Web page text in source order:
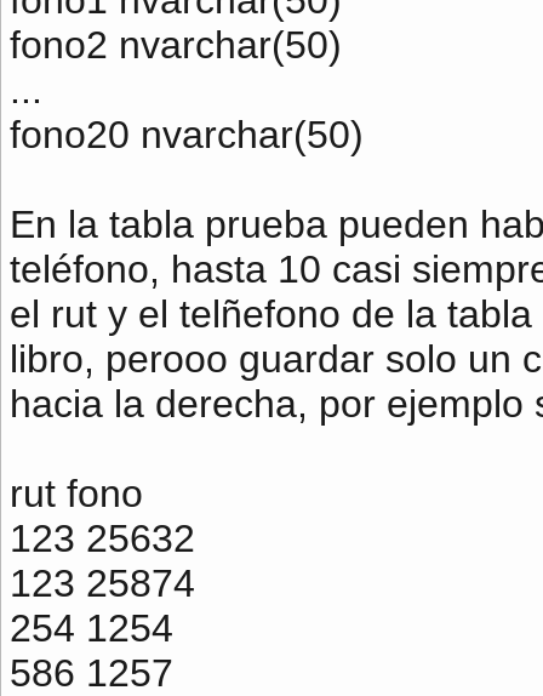
fono2 nvarchar(50)
...
fono20 nvarchar(50)
En la tabla prueba pueden
teléfono, hasta 10 casi
el rut y el telñefono de la
libro, perooo guardar solo un
hacia la derecha, por
rut fono
123 25632
123 25874
254 1254
586 1257